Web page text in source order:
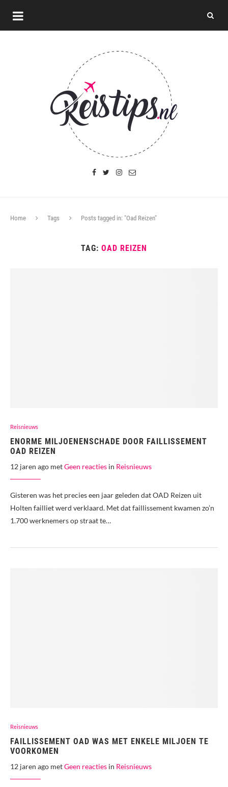
Home Tags Posts tagged in: "Oad Reizen"
TAG: OAD REIZEN
Reisnieuws
ENORME MILJOENENSCHADE DOOR FAILLISSEMENT
OAD REIZEN
12 jaren ago metGeen reacties in Reisnieuws
Gisteren was het precies een jaar geleden dat OAD Reizen uit
Holten failliet werd verklaard. Met dat faillissement kwamen zo’n
1.700 werknemers op straat te…
Reisnieuws
FAILLISSEMENT OAD WAS MET ENKELE MILJOEN TE
VOORKOMEN
12 jaren ago metGeen reacties in Reisnieuws